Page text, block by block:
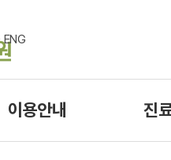
ENG
이용안내 진